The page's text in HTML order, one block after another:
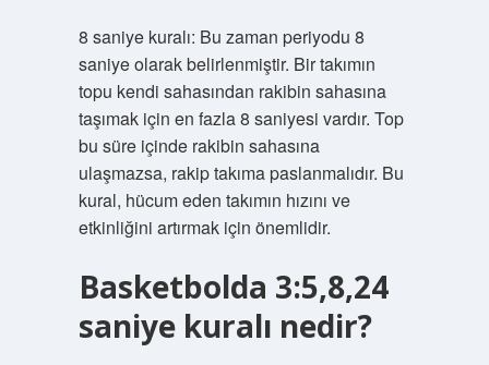
8 saniye kuralı: Bu zaman periyodu 8
saniye olarak belirlenmiştir. Bir takımın
topu kendi sahasından rakibin sahasına
taşımak için en fazla 8 saniyesi vardır. Top
bu süre içinde rakibin sahasına
ulaşmazsa, rakip takıma paslanmalıdır. Bu
kural, hücum eden takımın hızını ve
etkinliğini artırmak için önemlidir.
Basketbolda 3:5,8,24
saniye kuralı nedir?